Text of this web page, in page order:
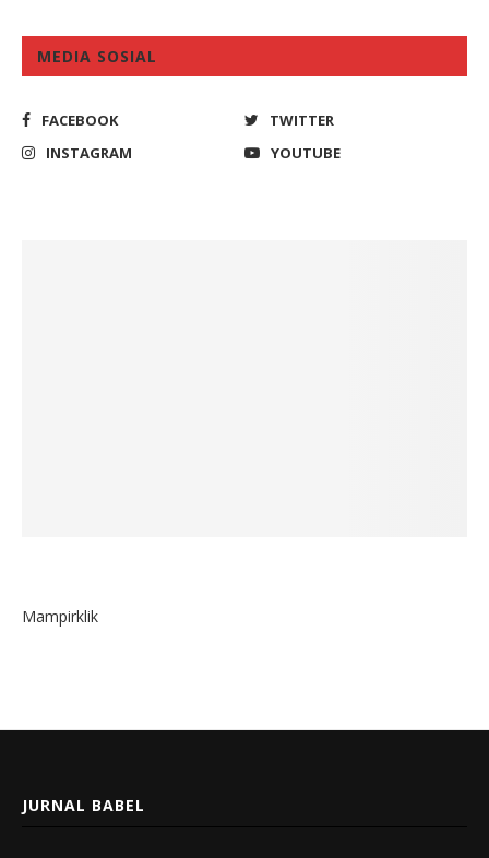
MEDIA SOSIAL
FACEBOOK
TWITTER
INSTAGRAM
YOUTUBE
Mampirklik
JURNAL BABEL